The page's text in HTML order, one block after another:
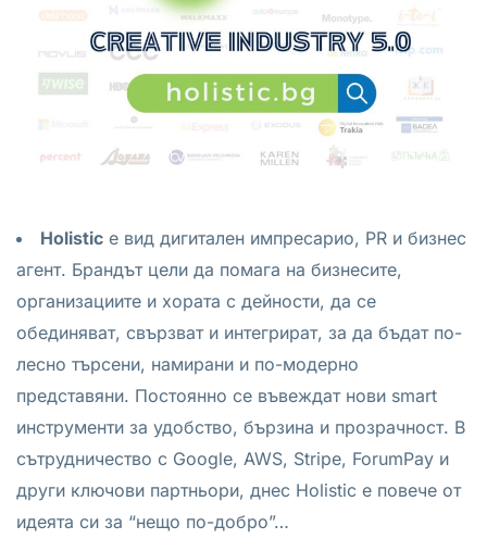
Holistic e вид дигитален импресарио, PR и бизнес
агент. Брандът цели да помага на бизнесите,
организациите и хората с дейности, да се
обединяват, свързват и интегрират, за да бъдат по-
лесно търсени, намирани и по-модерно
представяни. Постоянно се въвеждат нови smart
инструменти за удобство, бързина и прозрачност. В
сътрудничество с Google, AWS, Stripe, ForumPay и
други ключови партньори, днес Holistic е повече от
идеята си за “нещо по-добро”…